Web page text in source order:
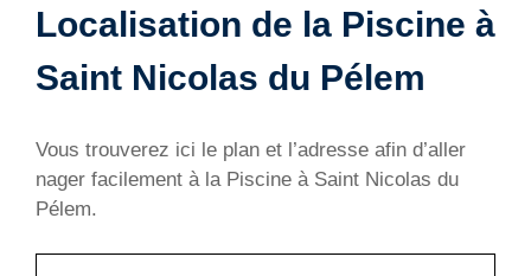
Localisation de la Piscine à
Saint Nicolas du Pélem
Vous trouverez ici le plan et l’adresse afin d’aller
nager facilement à la Piscine à Saint Nicolas du
Pélem.